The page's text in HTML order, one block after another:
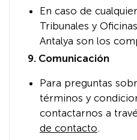
En caso de
Tribunales y
Antalya son los
9. Comunicación
Para preguntas
términos y
contactarnos a
de contacto.